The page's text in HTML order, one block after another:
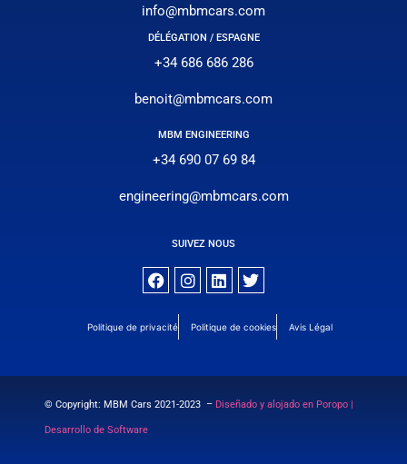
info@mbmcars.com
DÉLÉGATION / ESPAGNE
+34 686 686 286
benoit@mbmcars.com
MBM ENGINEERING
+34 690 07 69 84
engineering@mbmcars.com
SUIVEZ NOUS
Politique de privacité Politique de cookies Avis Légal
© Copyright: MBM Cars 2021-2023 – Diseñado y alojado en Poropo |
Desarrollo de Software